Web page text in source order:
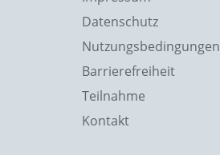
Datenschutz
Nutzungsbedingungen
Barrierefreiheit
Teilnahme
Kontakt